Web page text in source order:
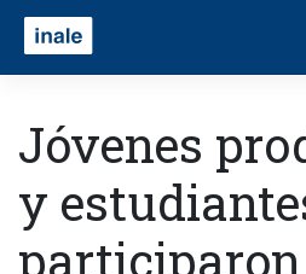
Jóvenes
y